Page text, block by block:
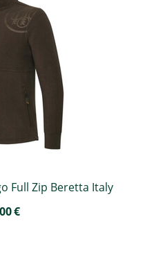
Full Zip Beretta Italy
€